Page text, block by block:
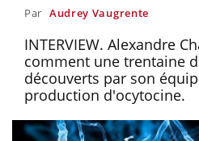
Par Audrey Vaugrente
INTERVIEW. Alexandre
comment une trentaine
découverts par son
production d'ocytocine.